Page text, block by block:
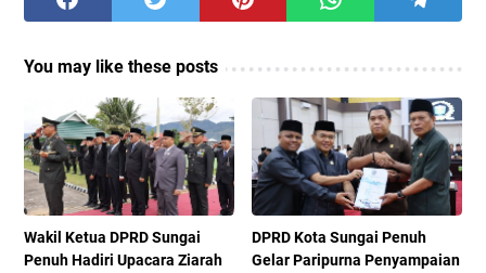
You may like these posts
Wakil Ketua DPRD Sungai
Penuh Hadiri Upacara Ziarah
DPRD Kota Sungai Penuh
Gelar Paripurna Penyampaian